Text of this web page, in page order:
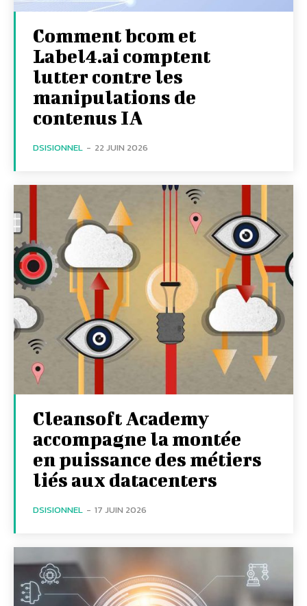
Comment bcom et
Label4.ai comptent
lutter contre les
manipulations de
contenus IA
DSISIONNEL - 22 JUIN 2026
Cleansoft Academy
accompagne la montée
en puissance des métiers
liés aux datacenters
DSISIONNEL - 17 JUIN 2026